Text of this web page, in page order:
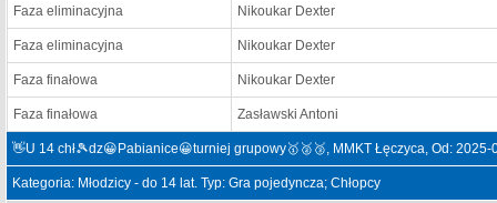
Faza eliminacyjna Nikoukar Dexter
Faza eliminacyjna Nikoukar Dexter
Faza finałowa Nikoukar Dexter
Faza finałowa Zasławski Antoni
👋U 14 chł🎾dz😀Pabianice😀turniej grupowy🥇🥈🥉, MMKT Łęczyca, Od:
Kategoria: Młodzicy - do 14 lat. Typ: Gra pojedyncza; Chłopcy